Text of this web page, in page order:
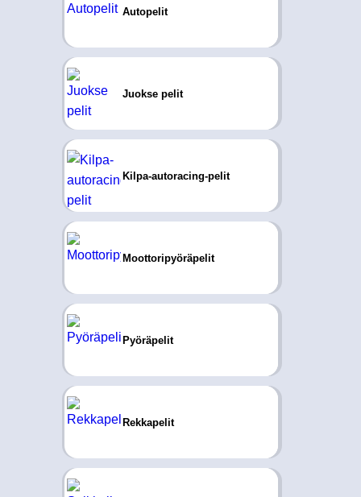
Autopelit
Juokse pelit
Kilpa-autoracing-pelit
Moottoripyöräpelit
Pyöräpelit
Rekkapelit